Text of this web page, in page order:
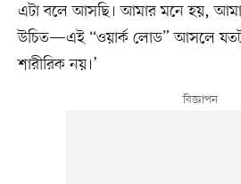
এটা বলে আসছি। আমার মনে হয়,
উচিত—এই “ওয়ার্ক লোড” আসলে
শারীরিক নয়।’